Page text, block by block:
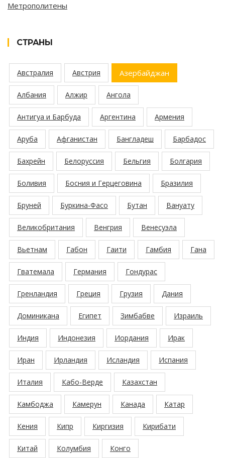
Метрополитены
СТРАНЫ
Австралия Австрия Азербайджан
Албания Алжир Ангола
Антигуа и Барбуда Аргентина Армения
Аруба Афганистан Бангладеш Барбадос
Бахрейн Белоруссия Бельгия Болгария
Боливия Босния и Герцеговина Бразилия
Бруней Буркина-Фасо Бутан Вануату
Великобритания Венгрия Венесуэла
Вьетнам Габон Гаити Гамбия Гана
Гватемала Германия Гондурас
Гренландия Греция Грузия Дания
Доминикана Египет Зимбабве Израиль
Индия Индонезия Иордания Ирак
Иран Ирландия Исландия Испания
Италия Кабо-Верде Казахстан
Камбоджа Камерун Канада Катар
Кения Кипр Киргизия Кирибати
Китай Колумбия Конго